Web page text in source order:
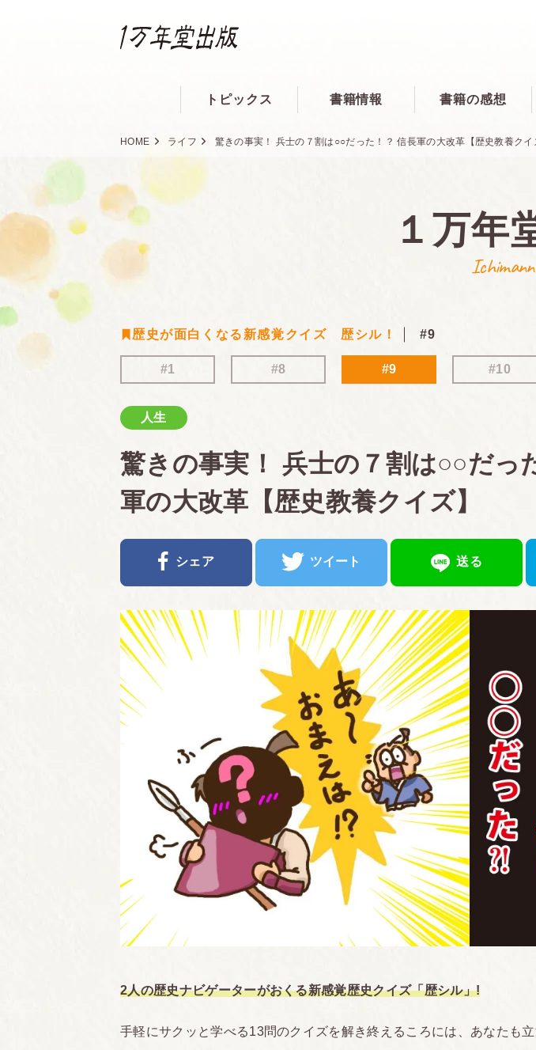
トピックス 書籍情報 書籍の感想
HOME ライフ 驚きの事実！ 兵士の７割は○○だった！？ 信長軍の大改革【歴史教養クイ
１万年
歴史が面白くなる新感覚クイズ 歴シル！ #9
#1 #8 #9 #10
人生
驚きの事実！ 兵士の７割は○○だっ
軍の大改革【歴史教養クイズ】
シェア ツイート 送る
2人の歴史ナビゲーターがおくる新感覚歴史クイズ「歴シル」!
手軽にサクッと学べる13問のクイズを解き終えるころには、あなたも立